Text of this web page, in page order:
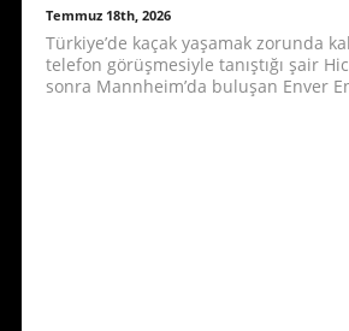
Temmuz 18th, 2026
Türkiye’de kaçak yaşamak zorunda
telefon görüşmesiyle tanıştığı şair
sonra Mannheim’da buluşan Enver